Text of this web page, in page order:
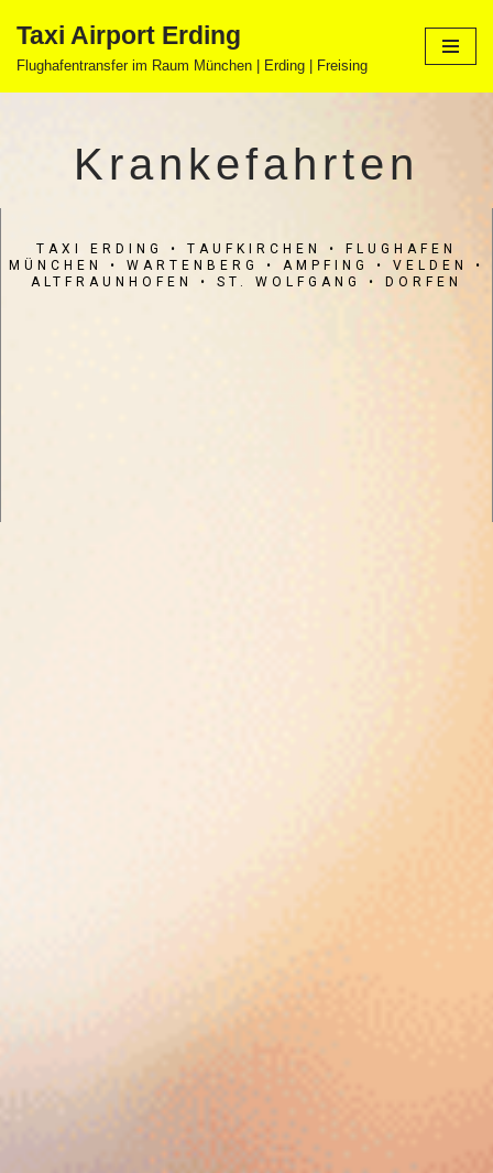
Zum
Taxi Airport Erding
Flughafentransfer im Raum München | Erding | Freising
Krankefahrten
TAXI ERDING
• TAUFKIRCHEN • FLUGHAFEN
MÜNCHEN • WARTENBERG • AMPFING • VELDEN •
ALTFRAUNHOFEN • ST. WOLFGANG • DORFEN